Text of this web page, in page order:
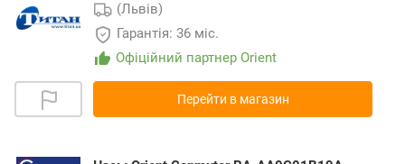
(Львів)
Гарантія: 36 міс.
Офіційний партнер Orient
Перейти в магазин